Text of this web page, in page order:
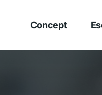
Concept